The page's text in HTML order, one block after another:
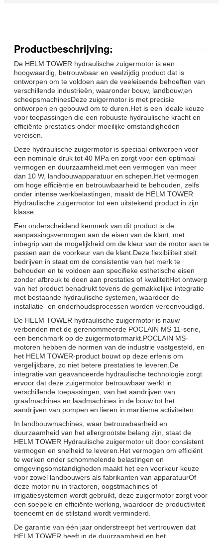
Productbeschrijving:
De HELM TOWER hydraulische zuigermotor is een
hoogwaardig, betrouwbaar en veelzijdig product dat is
ontworpen om te voldoen aan de veeleisende behoeften van
verschillende industrieën, waaronder bouw, landbouw,en
scheepsmachinesDeze zuigermotor is met precisie
ontworpen en gebouwd om te duren.Het is een ideale keuze
voor toepassingen die een robuuste hydraulische kracht en
efficiënte prestaties onder moeilijke omstandigheden
vereisen.
Deze hydraulische zuigermotor is speciaal ontworpen voor
een nominale druk tot 40 MPa en zorgt voor een optimaal
vermogen en duurzaamheid.met een vermogen van meer
dan 10 W, landbouwapparatuur en schepen.Het vermogen
om hoge efficiëntie en betrouwbaarheid te behouden, zelfs
onder intense werkbelastingen, maakt de HELM TOWER
Hydraulische zuigermotor tot een uitstekend product in zijn
klasse.
Een onderscheidend kenmerk van dit product is de
aanpassingsvermogen aan de eisen van de klant, met
inbegrip van de mogelijkheid om de kleur van de motor aan te
passen aan de voorkeur van de klant.Deze flexibiliteit stelt
bedrijven in staat om de consistentie van het merk te
behouden en te voldoen aan specifieke esthetische eisen
zonder afbreuk te doen aan prestaties of kwaliteitHet ontwerp
van het product benadrukt tevens de gemakkelijke integratie
met bestaande hydraulische systemen, waardoor de
installatie- en onderhoudsprocessen worden vereenvoudigd.
De HELM TOWER hydraulische zuigermotor is nauw
verbonden met de gerenommeerde POCLAIN MS 11-serie,
een benchmark op de zuigermotormarkt.POCLAIN MS-
motoren hebben de normen van de industrie vastgesteld, en
het HELM TOWER-product bouwt op deze erfenis om
vergelijkbare, zo niet betere prestaties te leveren.De
integratie van geavanceerde hydraulische technologie zorgt
ervoor dat deze zuigermotor betrouwbaar werkt in
verschillende toepassingen, van het aandrijven van
graafmachines en laadmachines in de bouw tot het
aandrijven van pompen en lieren in maritieme activiteiten.
In landbouwmachines, waar betrouwbaarheid en
duurzaamheid van het allergrootste belang zijn, staat de
HELM TOWER Hydraulische zuigermotor uit door consistent
vermogen en snelheid te leveren.Het vermogen om efficiënt
te werken onder schommelende belastingen en
omgevingsomstandigheden maakt het een voorkeur keuze
voor zowel landbouwers als fabrikanten van apparatuurOf
deze motor nu in tractoren, oogstmachines of
irrigatiesystemen wordt gebruikt, deze zuigermotor zorgt voor
een soepele en efficiënte werking, waardoor de productiviteit
toeneemt en de stilstand wordt verminderd.
De garantie van één jaar onderstreept het vertrouwen dat
HELM TOWER heeft in de duurzaamheid en het